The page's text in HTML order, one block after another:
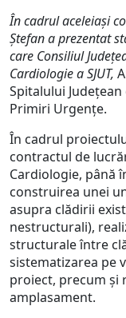
În cadrul aceleiași
Ștefan a prezentat
care Consiliul
Cardiologie a SJUT,
Spitalului
Primiri Urgențe.
În cadrul
contractul de
Cardiologie, până
construirea unei
asupra clădirii
nestructurali),
structurale între
sistematizarea pe
proiect, precum și
amplasament.